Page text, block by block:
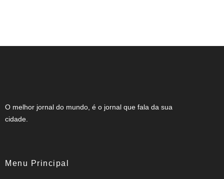
O melhor jornal do mundo, é o jornal que fala da sua
cidade.
Menu Principal